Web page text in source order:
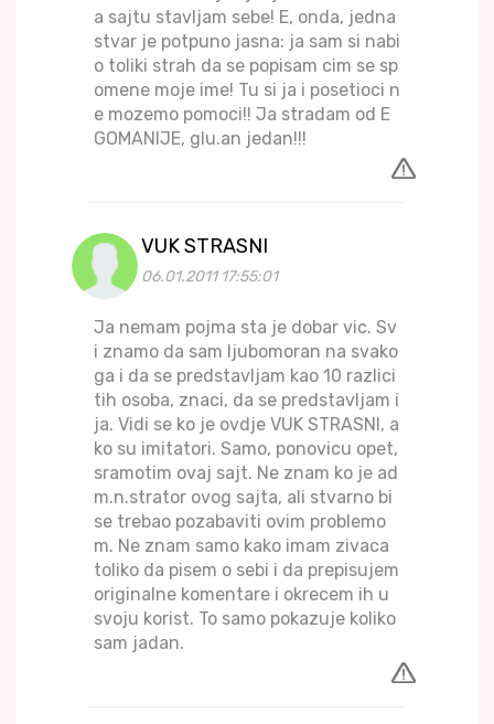
a sajtu stavljam sebe! E, onda, jedna
stvar je potpuno jasna: ja sam si nabi
o toliki strah da se popisam cim se sp
omene moje ime! Tu si ja i posetioci n
e mozemo pomoci!! Ja stradam od E
GOMANIJE, glu.an jedan!!!
VUK STRASNI
06.01.2011 17:55:01
Ja nemam pojma sta je dobar vic. Sv
i znamo da sam ljubomoran na svako
ga i da se predstavljam kao 10 razlici
tih osoba, znaci, da se predstavljam i
ja. Vidi se ko je ovdje VUK STRASNI, a
ko su imitatori. Samo, ponovicu opet,
sramotim ovaj sajt. Ne znam ko je ad
m.n.strator ovog sajta, ali stvarno bi
se trebao pozabaviti ovim problemo
m. Ne znam samo kako imam zivaca
toliko da pisem o sebi i da prepisujem
originalne komentare i okrecem ih u
svoju korist. To samo pokazuje koliko
sam jadan.